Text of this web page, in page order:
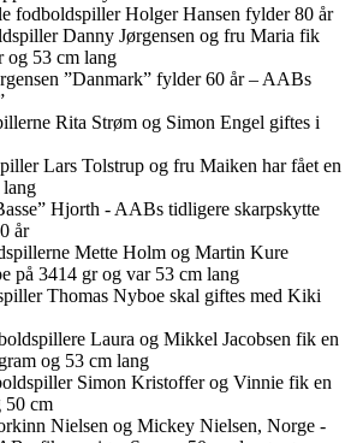
fodboldspiller Holger Hansen fylder 80 år
Danny Jørgensen og fru Maria fik
og 53 cm lang
”Danmark” fylder 60 år – AABs
Rita Strøm og Simon Engel giftes i
Lars Tolstrup og fru Maiken har fået en
Hjorth - AABs tidligere skarpskytte
år
Mette Holm og Martin Kure
på 3414 gr og var 53 cm lang
Thomas Nyboe skal giftes med Kiki
Laura og Mikkel Jacobsen fik en
og 53 cm lang
Simon Kristoffer og Vinnie fik en
50 cm
Nielsen og Mickey Nielsen, Norge -